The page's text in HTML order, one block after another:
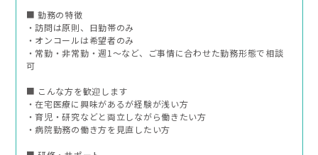
■ 勤務の特徴
・訪問は原則、日勤帯のみ
・オンコールは希望者のみ
・常勤・非常勤・週1〜など、ご事情に合わせた勤務形態で相談
可
■ こんな方を歓迎します
・在宅医療に興味があるが経験が浅い方
・育児・研究などと両立しながら働きたい方
・病院勤務の働き方を見直したい方